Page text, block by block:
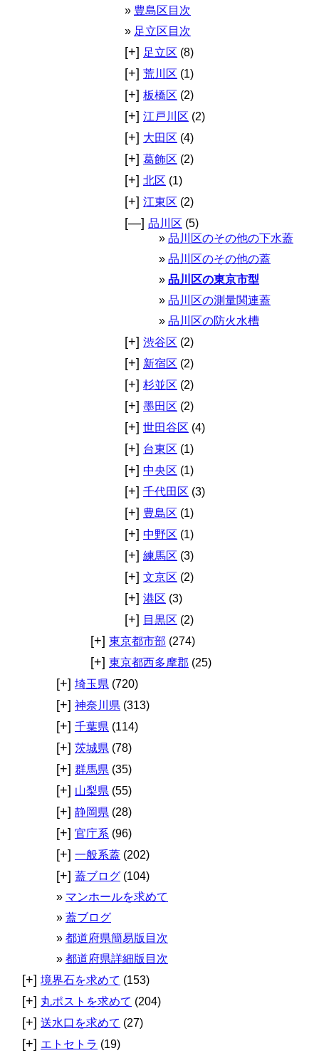
豊島区目次
足立区目次
[+] 足立区 (8)
[+] 荒川区 (1)
[+] 板橋区 (2)
[+] 江戸川区 (2)
[+] 大田区 (4)
[+] 葛飾区 (2)
[+] 北区 (1)
[+] 江東区 (2)
[—] 品川区 (5)
品川区のその他の下水蓋
品川区のその他の蓋
品川区の東京市型
品川区の測量関連蓋
品川区の防火水槽
[+] 渋谷区 (2)
[+] 新宿区 (2)
[+] 杉並区 (2)
[+] 墨田区 (2)
[+] 世田谷区 (4)
[+] 台東区 (1)
[+] 中央区 (1)
[+] 千代田区 (3)
[+] 豊島区 (1)
[+] 中野区 (1)
[+] 練馬区 (3)
[+] 文京区 (2)
[+] 港区 (3)
[+] 目黒区 (2)
[+] 東京都市部 (274)
[+] 東京都西多摩郡 (25)
[+] 埼玉県 (720)
[+] 神奈川県 (313)
[+] 千葉県 (114)
[+] 茨城県 (78)
[+] 群馬県 (35)
[+] 山梨県 (55)
[+] 静岡県 (28)
[+] 官庁系 (96)
[+] 一般系蓋 (202)
[+] 蓋ブログ (104)
マンホールを求めて
蓋ブログ
都道府県簡易版目次
都道府県詳細版目次
[+] 境界石を求めて (153)
[+] 丸ポストを求めて (204)
[+] 送水口を求めて (27)
[+] エトセトラ (19)